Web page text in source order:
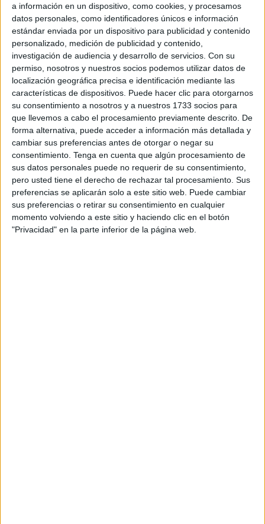
a información en un dispositivo, como cookies, y procesamos
datos personales, como identificadores únicos e información
estándar enviada por un dispositivo para publicidad y contenido
personalizado, medición de publicidad y contenido,
investigación de audiencia y desarrollo de servicios. Con su
permiso, nosotros y nuestros socios podemos utilizar datos de
localización geográfica precisa e identificación mediante las
características de dispositivos. Puede hacer clic para otorgarnos
su consentimiento a nosotros y a nuestros 1733 socios para
que llevemos a cabo el procesamiento previamente descrito. De
forma alternativa, puede acceder a información más detallada y
cambiar sus preferencias antes de otorgar o negar su
consentimiento. Tenga en cuenta que algún procesamiento de
sus datos personales puede no requerir de su consentimiento,
pero usted tiene el derecho de rechazar tal procesamiento. Sus
preferencias se aplicarán solo a este sitio web. Puede cambiar
sus preferencias o retirar su consentimiento en cualquier
momento volviendo a este sitio y haciendo clic en el botón
"Privacidad" en la parte inferior de la página web.
Con esta actividad trabajamos lectura, comprensión
lectora, vocabulario, atención y percepción visual.
Luego de realizar la actividad, podemos indicarle al niño
que describa otras imágenes u objetos del ambiente para
poder trabajar también la expresión oral y descripciones.
DESCARGA LAS
ACTIVIDADES AL FINAL EN
PDF